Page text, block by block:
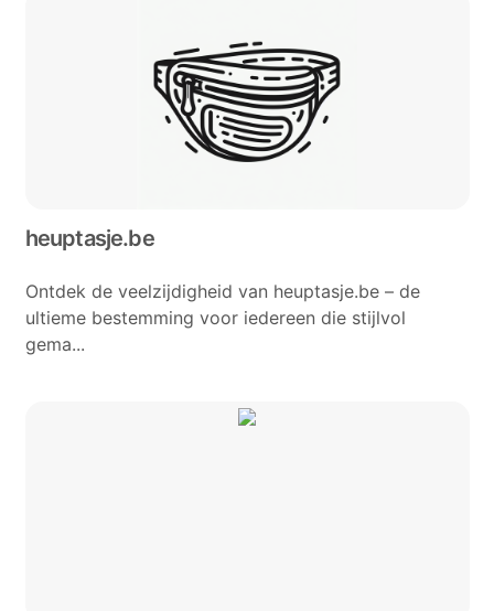
heuptasje.be
Ontdek de veelzijdigheid van heuptasje.be – de
ultieme bestemming voor iedereen die stijlvol
gema...